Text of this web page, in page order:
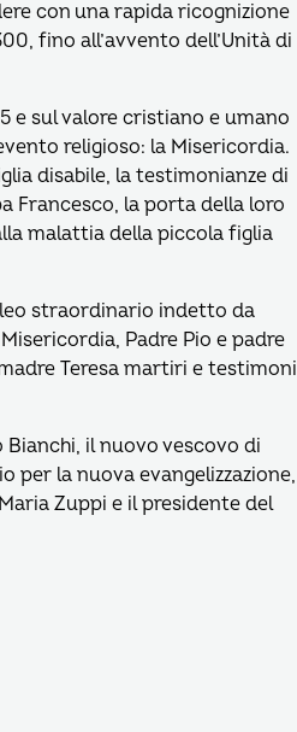
con una rapida ricognizione
fino all’avvento dell’Unità di
e sul valore cristiano e umano
religioso: la Misericordia.
disabile, la testimonianze di
Francesco, la porta della loro
malattia della piccola figlia
straordinario indetto da
Padre Pio e padre
Teresa martiri e testimoni
il nuovo vescovo di
per la nuova evangelizzazione,
Zuppi e il presidente del